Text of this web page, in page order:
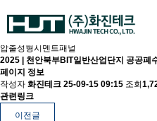
압출성형시멘트패널
2025 | 천안북부BIT일반산업단지 공공폐
페이지 정보
작성자 화진테크 25-09-15 09:15 조회
관련링크
이전글